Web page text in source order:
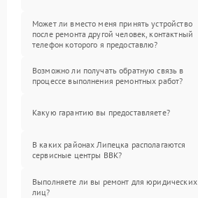
Может ли вместо меня принять устройство
после ремонта другой человек, контактный
телефон которого я предоставлю?
Возможно ли получать обратную связь в
процессе выполнения ремонтных работ?
Какую гарантию вы предоставляете?
В каких районах Липецка располагаются
сервисные центры BBK?
Выполняете ли вы ремонт для юридических
лиц?